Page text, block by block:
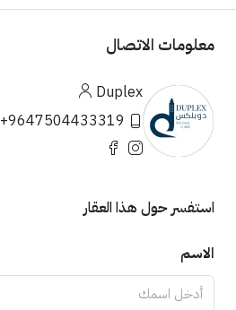
معلومات الاتصال
Duplex
+9647504433319
استفسر حول هذا العقار
الاسم